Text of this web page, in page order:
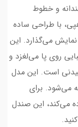
و خطوط
با طراحی ساده
نمایش می‌گذارد. این
روی پا می‌لغزد و
است. این مدل
می‌شود. برای
می‌کند، این صندل